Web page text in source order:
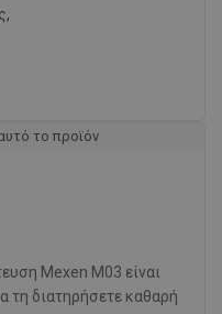
το προϊόν
Mexen M03 είναι
τη διατηρήσετε καθαρή